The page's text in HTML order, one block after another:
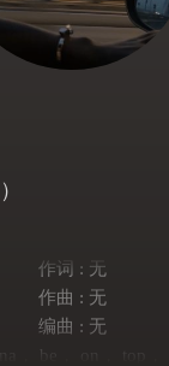
作词 : 无
作曲 : 无
编曲 : 无
， be， on， top，